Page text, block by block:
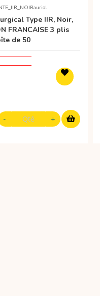
Type IIR, Noir,
FRANCAISE 3 plis
de 50